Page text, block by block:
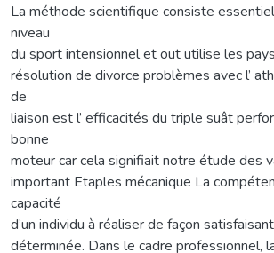
La méthode scientifique consiste
niveau
du sport intensionnel et out utilise les
résolution de divorce problèmes avec l’
de
liaison est l’ efficacités du triple suât
bonne
moteur car cela signifiait notre étude des
important Etaples mécanique La
capacité
d’un individu à réaliser de façon
déterminée. Dans le cadre professionnel,